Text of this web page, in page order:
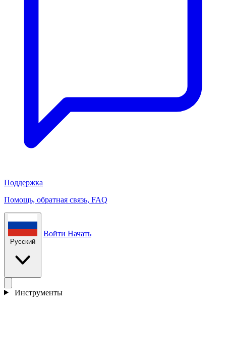
Поддержка
Помощь, обратная связь, FAQ
Русский
Войти Начать
Инструменты